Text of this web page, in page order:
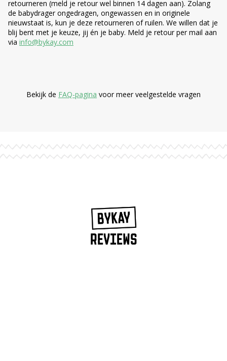
retourneren (meld je retour wel binnen 14 dagen aan). Zolang
de babydrager ongedragen, ongewassen en in originele
nieuwstaat is, kun je deze retourneren of ruilen. We willen dat je
blij bent met je keuze, jij én je baby. Meld je retour per mail aan
via info@bykay.com
Bekijk de FAQ-pagina voor meer veelgestelde vragen
REVIEWS